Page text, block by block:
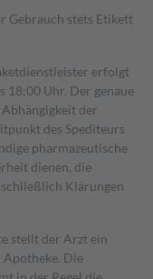
Gebrauch stets Etikett
erfolgt
18:00 Uhr. Der genaue
der
des Spediteurs
pharmazeutische
dienen, die
Klärungen
stellt der Arzt ein
Apotheke. Die